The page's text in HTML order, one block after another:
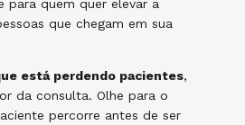
para quem quer elevar a
que chegam em sua
está perdendo pacientes,
da consulta. Olhe para o
percorre antes de ser